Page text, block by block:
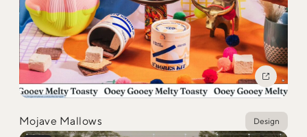
Collaboration withOUGON
Mojave Mallows Design